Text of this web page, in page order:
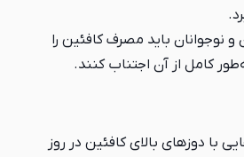
و نوجوانان باید مصرف کافئین را
کامل از آن اجتناب کنند.
با دوزهای بالای کافئین در روز